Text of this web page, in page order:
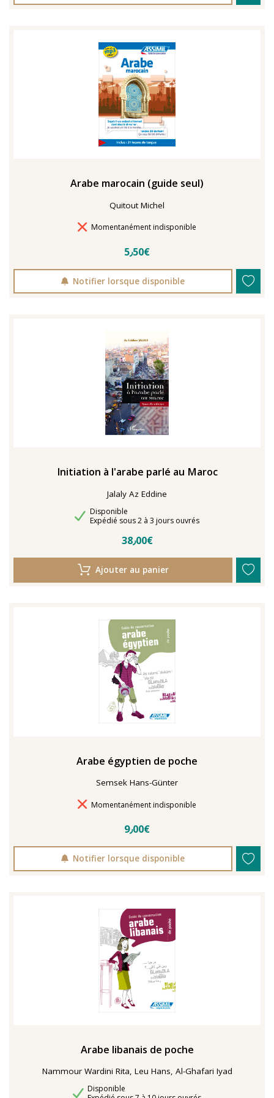
Arabe marocain (guide seul)
Quitout Michel
Délais de livraison
Momentanément indisponible
5٫50€
Notifier lorsque disponible
Initiation à l'arabe parlé au Maroc
Jalaly Az Eddine
Disponibilité
Disponible
Délais de livraison
Expédié sous 2 à 3 jours ouvrés
38٫00€
Ajouter au panier
Arabe égyptien de poche
Semsek Hans-Günter
Délais de livraison
Momentanément indisponible
9٫00€
Notifier lorsque disponible
Arabe libanais de poche
Nammour Wardini Rita, Leu Hans, Al-Ghafari Iyad
Disponibilité
Disponible